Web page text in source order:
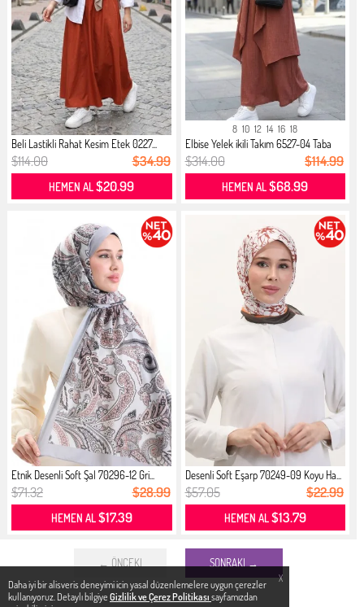
X
Daha iyi bir alisveris deneyimi icin yasal düzenlemelere uygun çerezler
kullanıyoruz. Detaylı bilgiye Gizlilik ve Çerez Politikası sayfamızdan
Beli Lastikli Rahat Kesim Etek 0227...
$114.00 $34.99
HEMEN AL$20.99
8 10 12 14 16 18
Elbise Yelek ikili Takım 6527-04 Taba
$314.00 $114.99
HEMEN AL$68.99
Etnik Desenli Soft Şal 70296-12 Gri...
$71.32 $28.99
HEMEN AL$17.39
Desenli Soft Eşarp 70249-09 Koyu Ha...
$57.05 $22.99
HEMEN AL$13.79
← ÖNCEKI SONRAKI →